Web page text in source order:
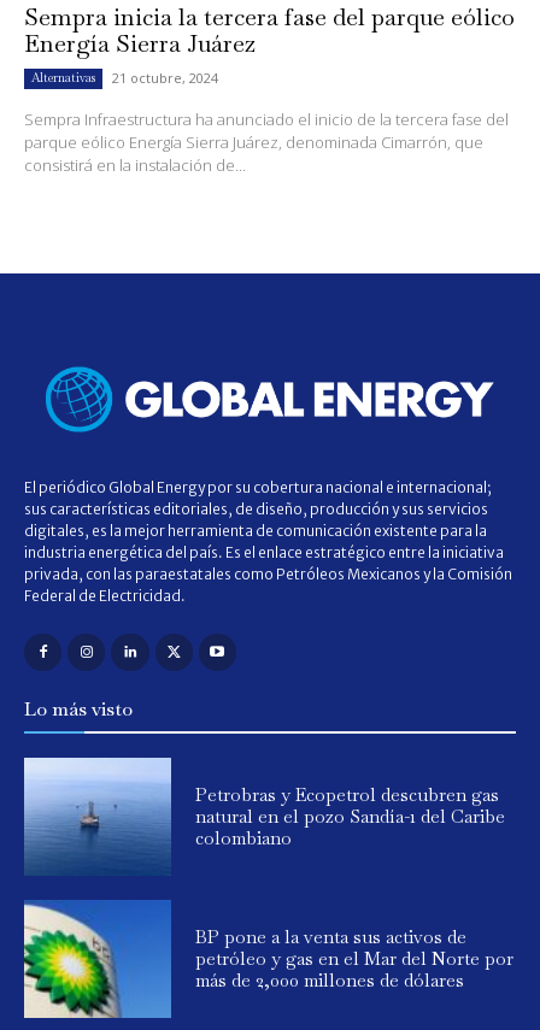
Sempra inicia la tercera fase del parque eólico
Energía Sierra Juárez
Alternativas 21 octubre, 2024
Sempra Infraestructura ha anunciado el inicio de la tercera fase del
parque eólico Energía Sierra Juárez, denominada Cimarrón, que
consistirá en la instalación de...
El periódico Global Energy por su cobertura nacional e internacional;
sus características editoriales, de diseño, producción y sus servicios
digitales, es la mejor herramienta de comunicación existente para la
industria energética del país. Es el enlace estratégico entre la iniciativa
privada, con las paraestatales como Petróleos Mexicanos y la Comisión
Federal de Electricidad.
Lo más visto
Petrobras y Ecopetrol descubren gas
natural en el pozo Sandía-1 del Caribe
colombiano
BP pone a la venta sus activos de
petróleo y gas en el Mar del Norte por
más de 2,000 millones de dólares